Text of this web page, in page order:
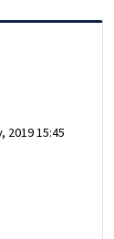
2019 15:45